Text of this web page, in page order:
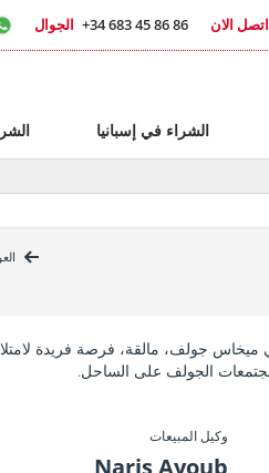
ميخاس جولف، مالقة، فرصة فريدة
الجولف على الساحل.
وكيل المبيعات
اتصل الان الجوال +34 683 45 86 86
الشراء في إسبانيا